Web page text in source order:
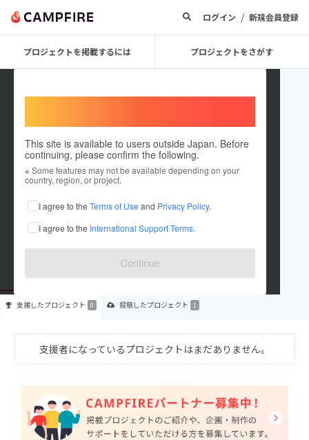
ログイン / 新規会員登録
プロジェクトを掲載するには プロジェクトをさがす
This site is available to users outside Japan. Before
continuing, please confirm the following.
※ Some features may not be available depending on your
country, region, or project.
I agree to the Terms of Use and Privacy Policy.
I agree to the International Support Terms.
Continue
ayumuuu69
これまでに1件のプロジェクトを投稿しています
在住国：未設定
出身国：未設定
支援したプロジェクト 0 投稿したプロジェクト 1
支援者になっているプロジェクトはまだありません。